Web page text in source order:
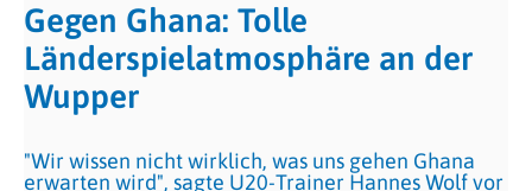
Gegen Ghana: Tolle
Länderspielatmosphäre an der
Wupper
"Wir wissen nicht wirklich, was uns gehen Ghana
erwarten wird", sagte U20-Trainer Hannes Wolf vor